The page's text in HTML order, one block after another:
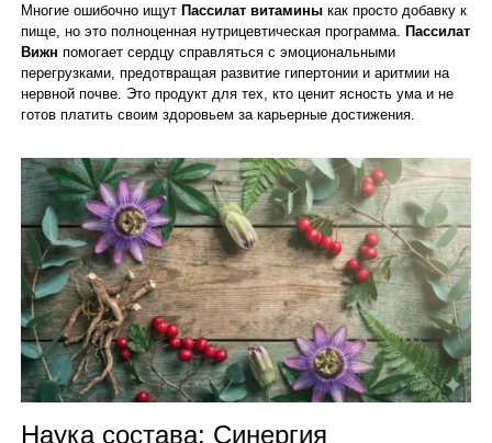
Многие ошибочно ищутПассилат витамины как просто добавку к
пище, но это полноценная нутрицевтическая программа.Пассилат
Вижн помогает сердцу справляться с эмоциональными
перегрузками, предотвращая развитие гипертонии и аритмии на
нервной почве. Это продукт для тех, кто ценит ясность ума и не
готов платить своим здоровьем за карьерные достижения.
Наука состава: Синергия